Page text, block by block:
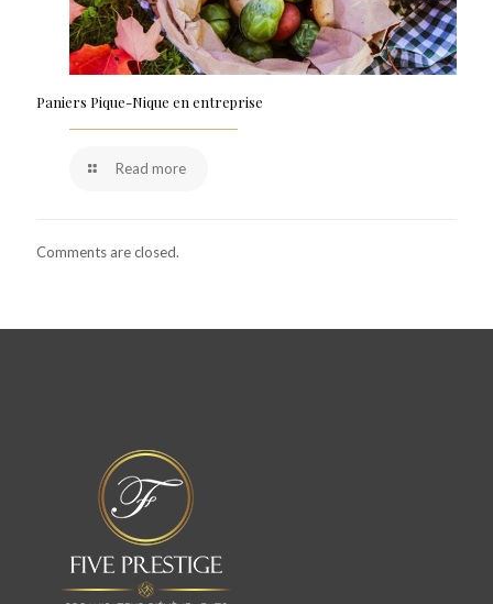
Paniers Pique-Nique en entreprise
Read more
Comments are closed.